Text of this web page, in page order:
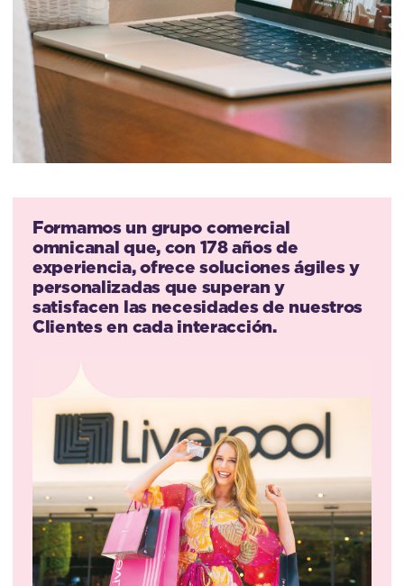
Formamos un grupo comercial
omnicanal que, con 178 años de
experiencia, ofrece soluciones ágiles y
personalizadas que superan y
satisfacen las necesidades de nuestros
Clientes en cada interacción.